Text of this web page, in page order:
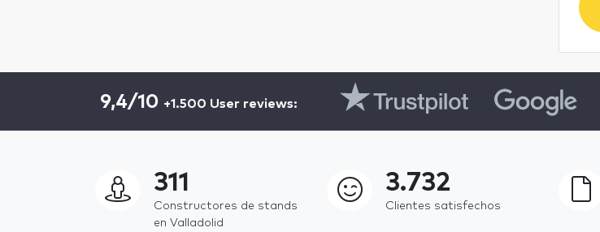
9,4/10 +1.500 User reviews:
311
Constructores de stands
en Valladolid
3.732
Clientes satisfechos